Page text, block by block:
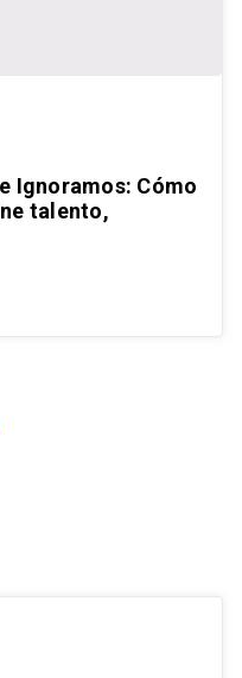
Ignoramos: Cómo
talento,